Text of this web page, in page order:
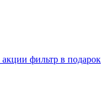
фильтр в подарок